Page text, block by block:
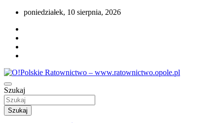
Przejdź
treści
poniedziałek, 10 sierpnia, 2026
O!Polskie Ratownictwo –
www.ratownictwo.opole.pl
Portal opolskiego i polskiego ratownictwa.
Szukaj
Szukaj